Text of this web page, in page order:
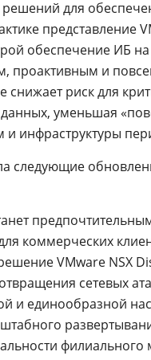
решений для
представление
обеспечение ИБ
проактивным и
снижает риск для
данных, уменьшая
и инфраструктуры
следующие
коммерческих
VMware NSX
сетевых
и единообразной
филиального